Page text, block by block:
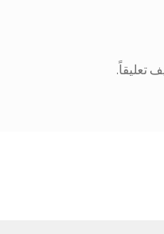
تعليقاً.